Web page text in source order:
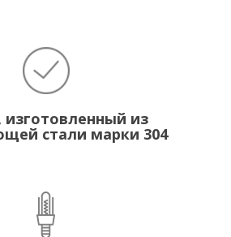
изготовленный из
стали марки 304